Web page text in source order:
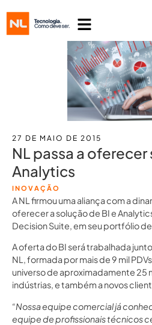
27 DE MAIO DE 2015
NL passa a
Analytics
INOVAÇÃO
A NL firmou uma aliança com a
oferecer a solução de BI e
Decision Suite, em seu portfólio
A oferta do BI será trabalhada
NL, formada por mais de 9 mil
universo de aproximadamente 25
indústrias, e também a novos
“Nossa equipe comercial já
equipe de profissionais técnicos